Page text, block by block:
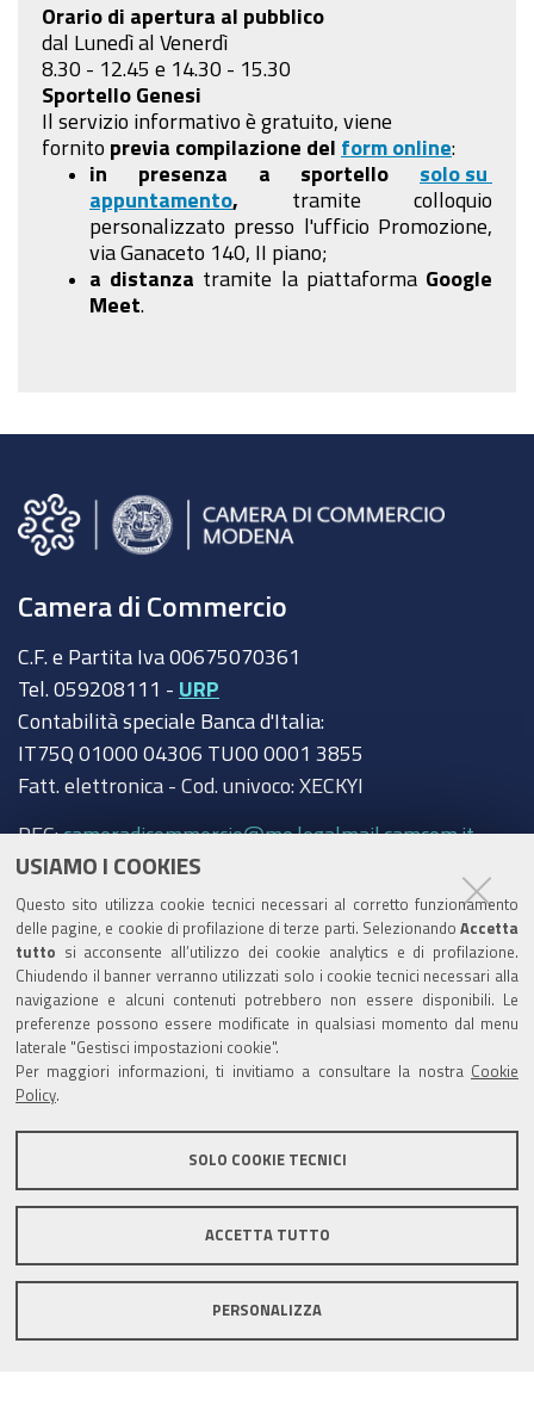
USIAMO I COOKIES
Questo sito utilizza cookie tecnici necessari al corretto funzionamento
delle pagine, e cookie di profilazione di terze parti. Selezionando Accetta
tutto si acconsente all’utilizzo dei cookie analytics e di profilazione.
Chiudendo il banner verranno utilizzati solo i cookie tecnici necessari alla
navigazione e alcuni contenuti potrebbero non essere disponibili. Le
preferenze possono essere modificate in qualsiasi momento dal menu
laterale "Gestisci impostazioni cookie".
Per maggiori informazioni, ti invitiamo a consultare la nostra Cookie
Policy
SOLO COOKIE TECNICI
ACCETTA TUTTO
PERSONALIZZA
Orario di apertura al pubblico
dal Lunedì al Venerdì
8.30 - 12.45 e 14.30 - 15.30
Sportello Genesi
Il servizio informativo è gratuito, viene
fornito previa compilazione del form online:
in presenza a sportello solo su
appuntamento
tramite colloquio
personalizzato presso l'ufficio Promozione,
via Ganaceto 140, II piano;
a distanza tramite la piattaforma Google
Meet
Camera di Commercio
C.F. e Partita Iva 00675070361
Tel. 059208111 - URP
Contabilità speciale Banca d'Italia:
IT75Q 01000 04306 TU00 0001 3855
Fatt. elettronica - Cod. univoco: XECKYI
PEC:cameradicommercio@mo.legalmail.camcom.it
Amministrazione trasparente
Albo Camerale
Pubblicità Legale
Area riservata Amministratori
Informativa generale
Informative privacy
Accessibilità
Note legali
Informativa estesa sui cookie
Social media policy